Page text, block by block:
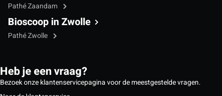
Pathé Zaandam
Bioscoop in Zwolle
Pathé Zwolle
Heb je een vraag?
Bezoek onze klantenservicepagina voor de meestgestelde vragen.